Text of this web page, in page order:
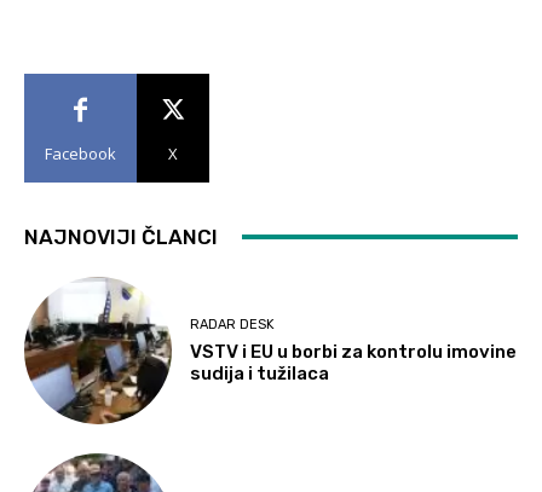
Facebook X
NAJNOVIJI ČLANCI
RADAR DESK
VSTV i EU u borbi za kontrolu imovine
sudija i tužilaca